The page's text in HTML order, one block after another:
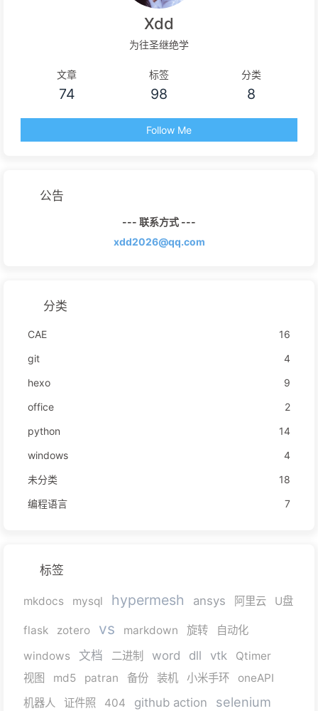
Xdd
为往圣继绝学
文章
74
标签
98
分类
8
Follow Me
公告
--- 联系方式 ---
xdd2026@qq.com
分类
CAE
16
git
4
hexo
9
office
2
python
14
windows
4
未分类
18
编程语言
7
标签
mkdocs mysql hypermesh ansys 阿里云 U盘
flask zotero vs markdown 旋转
自动化
windows
文档 二进制 word dll vtk
Qtimer
视图
md5 patran 备份 装机 小米手环
oneAPI
机器人
证件照 404 github action selenium